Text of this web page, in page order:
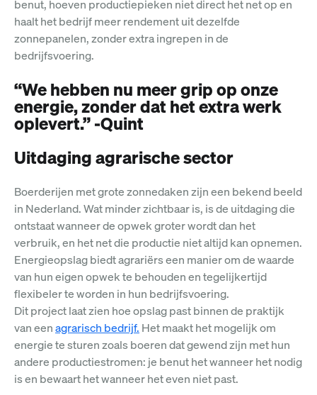
benut, hoeven productiepieken niet direct het net op en
haalt het bedrijf meer rendement uit dezelfde
zonnepanelen, zonder extra ingrepen in de
bedrijfsvoering.
“We hebben nu meer grip op onze
energie, zonder dat het extra werk
oplevert.” -Quint
Uitdaging agrarische sector
Boerderijen met grote zonnedaken zijn een bekend beeld
in Nederland. Wat minder zichtbaar is, is de uitdaging die
ontstaat wanneer de opwek groter wordt dan het
verbruik, en het net die productie niet altijd kan opnemen.
Energieopslag biedt agrariërs een manier om de waarde
van hun eigen opwek te behouden en tegelijkertijd
flexibeler te worden in hun bedrijfsvoering.
Dit project laat zien hoe opslag past binnen de praktijk
van eenagrarisch bedrijf. Het maakt het mogelijk om
energie te sturen zoals boeren dat gewend zijn met hun
andere productiestromen: je benut het wanneer het nodig
is en bewaart het wanneer het even niet past.